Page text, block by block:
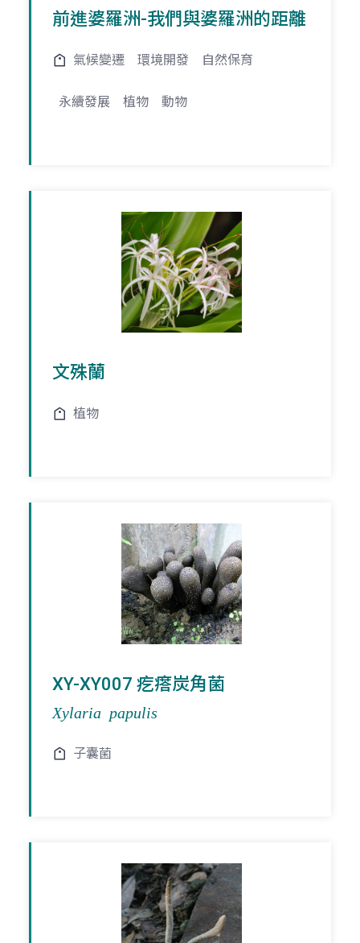
前進婆羅洲-我們與婆羅洲的距離
氣候變遷 環境開發 自然保育
永續發展 植物 動物
文殊蘭
植物
XY-XY007 疙瘩炭角菌
Xylaria papulis
子囊菌